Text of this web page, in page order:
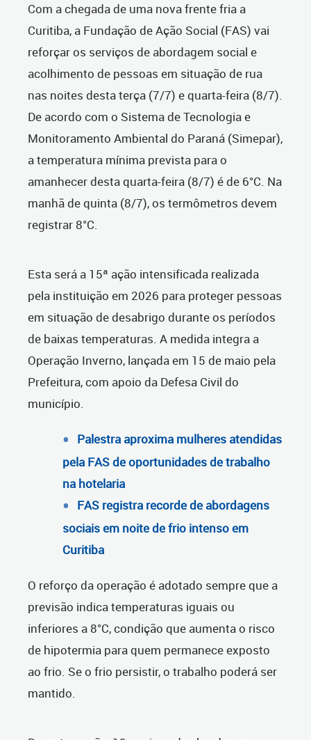
Com a chegada de uma nova frente fria a
Curitiba, a Fundação de Ação Social (FAS) vai
reforçar os serviços de abordagem social e
acolhimento de pessoas em situação de rua
nas noites desta terça (7/7) e quarta-feira (8/7).
De acordo com o Sistema de Tecnologia e
Monitoramento Ambiental do Paraná (Simepar),
a temperatura mínima prevista para o
amanhecer desta quarta-feira (8/7) é de 6°C. Na
manhã de quinta (8/7), os termômetros devem
registrar 8°C.
Esta será a 15ª ação intensificada realizada
pela instituição em 2026 para proteger pessoas
em situação de desabrigo durante os períodos
de baixas temperaturas. A medida integra a
Operação Inverno, lançada em 15 de maio pela
Prefeitura, com apoio da Defesa Civil do
município.
Palestra aproxima mulheres atendidas
pela FAS de oportunidades de trabalho
na hotelaria
FAS registra recorde de abordagens
sociais em noite de frio intenso em
Curitiba
O reforço da operação é adotado sempre que a
previsão indica temperaturas iguais ou
inferiores a 8°C, condição que aumenta o risco
de hipotermia para quem permanece exposto
ao frio. Se o frio persistir, o trabalho poderá ser
mantido.